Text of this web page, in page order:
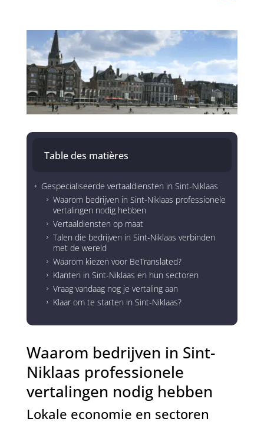
Table des matières
5 Gespecialiseerde vertaaldiensten in Sint-Niklaas
5
Waarom bedrijven in Sint-Niklaas professionele
vertalingen nodig hebben
5 Vertaaldiensten op maat
5
Talen die bedrijven in Sint-Niklaas verbinden
met de wereld
5 Waarom kiezen voor BeTranslated?
5 Klanten in Sint-Niklaas en hun sectoren
5 Vraag vandaag nog je vertaling aan
5 Klaar om te starten in Sint-Niklaas?
Waarom bedrijven in Sint-
Niklaas professionele
vertalingen nodig hebben
Lokale economie en sectoren